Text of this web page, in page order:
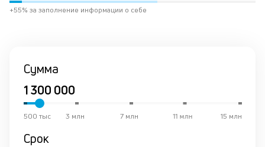
+55% за заполнение информации о себе
Сумма
15 млн
11 млн
7 млн
3 млн
500 тыс
Срок